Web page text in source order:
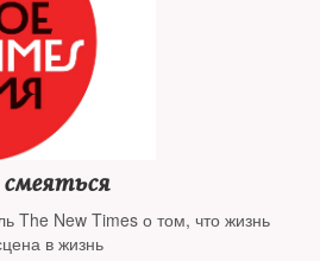
The New Times о том, что жизнь
в жизнь